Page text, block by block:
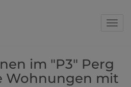
im "P3" Perg
Wohnungen mit